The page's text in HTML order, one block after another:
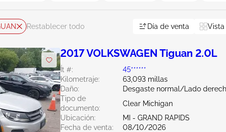
Restablecer todo Día de venta
2017 VOLKSWAGEN Tiguan 2.0L
Ít #:
45******
Kilometraje:
63,093 millas
Daño:
Desgaste normal/Lado
Tipo de
documento:
Clear Michigan
Ubicación:
MI - GRAND RAPIDS
Fecha de venta:
08/10/2026